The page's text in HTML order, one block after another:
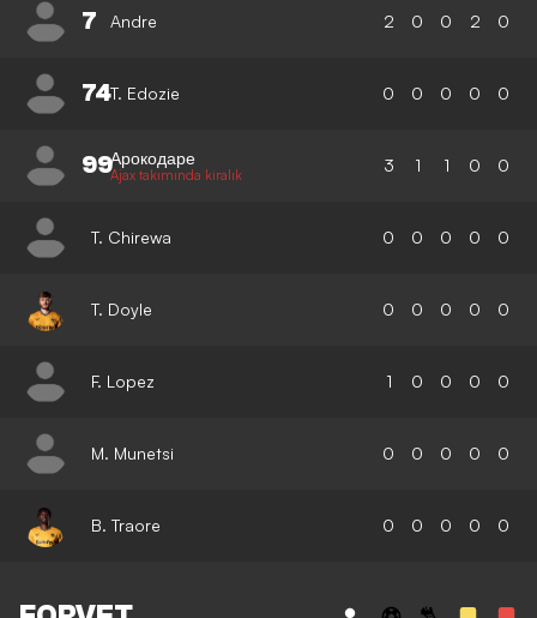
7 Andre 2 0 0 2 0
74T. Edozie 0 0 0 0 0
99Арокодаре
Ajax takımında kiralık 3 1 1 0 0
T. Chirewa 0 0 0 0 0
T. Doyle 0 0 0 0 0
F. Lopez 1 0 0 0 0
M. Munetsi 0 0 0 0 0
B. Traore 0 0 0 0 0